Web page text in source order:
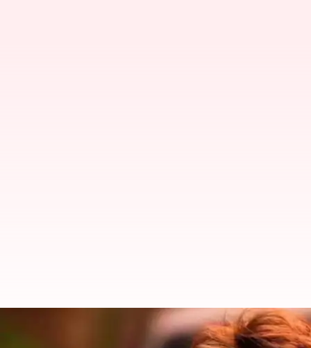
Guntur Kaaram : గుంటూరు